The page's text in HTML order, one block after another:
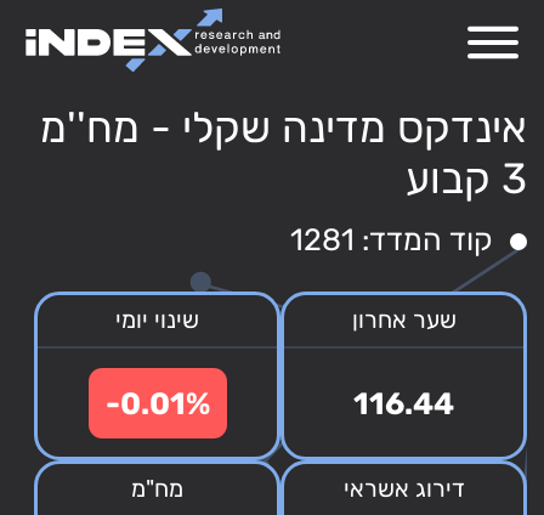
אינדקס מדינה שקלי - מח''מ
3 קבוע
קוד המדד: 1281
שער אחרון
116.44
שינוי יומי
-0.01%
דירוג אשראי מח"מ